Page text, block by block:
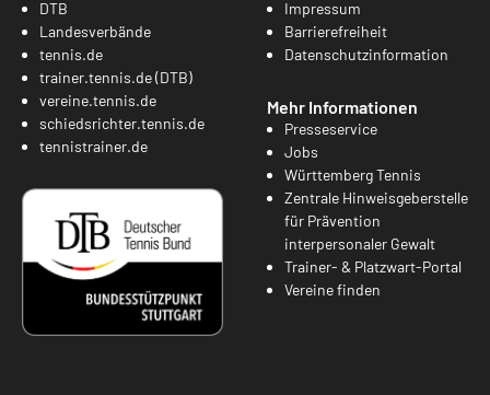
DTB
Landesverbände
tennis.de
trainer.tennis.de (DTB)
vereine.tennis.de
schiedsrichter.tennis.de
tennistrainer.de
Impressum
Barrierefreiheit
Datenschutzinformation
Mehr Informationen
Presseservice
Jobs
Württemberg Tennis
Zentrale Hinweisgeberstelle
für Prävention
interpersonaler Gewalt
Trainer- & Platzwart-Portal
Vereine finden